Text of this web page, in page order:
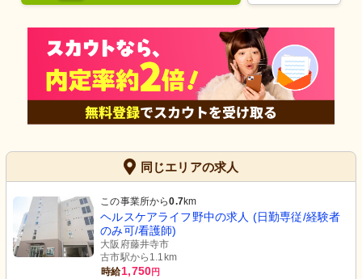
同じエリアの求人
この事業所から0.7km
ヘルスケアライフ野中の求人 (日勤専従/経験者
のみ可/看護師)
大阪府藤井寺市
古市駅から1.1km
時給1,750円